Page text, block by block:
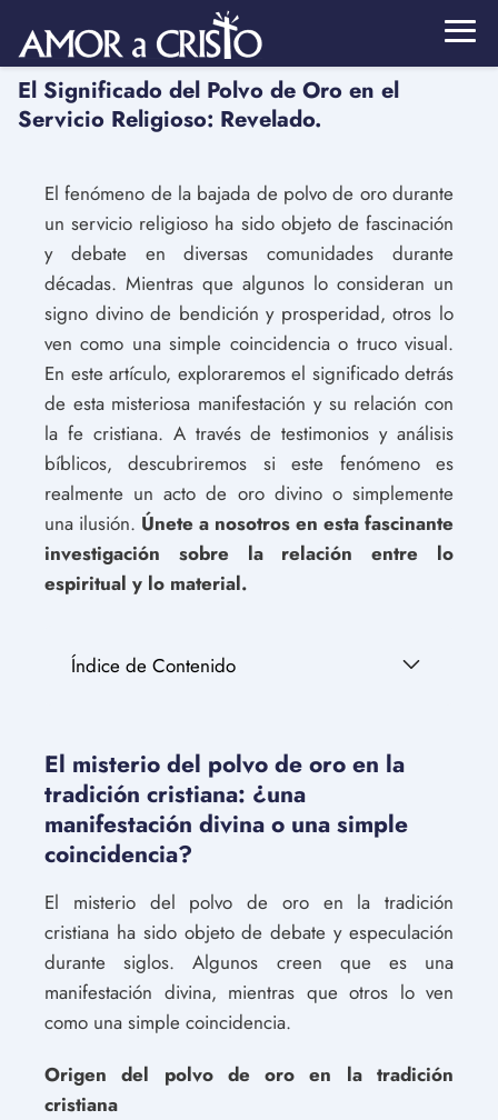
El Significado del Polvo de Oro en el
Servicio Religioso: Revelado.
El fenómeno de la bajada de polvo de oro durante
un servicio religioso ha sido objeto de fascinación
y debate en diversas comunidades durante
décadas. Mientras que algunos lo consideran un
signo divino de bendición y prosperidad, otros lo
ven como una simple coincidencia o truco visual.
En este artículo, exploraremos el significado detrás
de esta misteriosa manifestación y su relación con
la fe cristiana. A través de testimonios y análisis
bíblicos, descubriremos si este fenómeno es
realmente un acto de oro divino o simplemente
una ilusión. Únete a nosotros en esta fascinante
investigación sobre la relación entre lo
espiritual y lo material.
Índice de Contenido
El misterio del polvo de oro en la
tradición cristiana: ¿una
manifestación divina o una simple
coincidencia?
El misterio del polvo de oro en la tradición
cristiana ha sido objeto de debate y especulación
durante siglos. Algunos creen que es una
manifestación divina, mientras que otros lo ven
como una simple coincidencia.
Origen del polvo de oro en la tradición
cristiana